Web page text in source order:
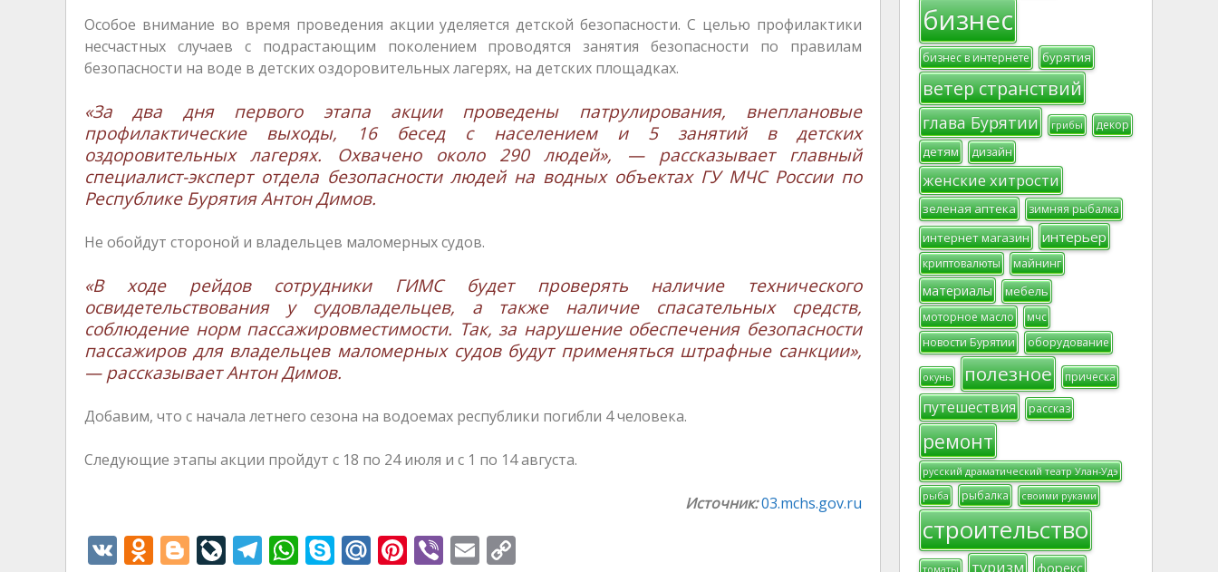
Особое внимание во время проведения акции уделяется детской безопасности. С целью профилактики
несчастных случаев с подрастающим поколением проводятся занятия безопасности по правилам
безопасности на воде в детских оздоровительных лагерях, на детских площадках.
«За два дня первого этапа акции проведены патрулирования, внеплановые
профилактические выходы, 16 бесед с населением и 5 занятий в детских
оздоровительных лагерях. Охвачено около 290 людей», — рассказывает главный
специалист-эксперт отдела безопасности людей на водных объектах ГУ МЧС России по
Республике Бурятия Антон Димов.
Не обойдут стороной и владельцев маломерных судов.
«В ходе рейдов сотрудники ГИМС будет проверять наличие технического
освидетельствования у судовладельцев, а также наличие спасательных средств,
соблюдение норм пассажировместимости. Так, за нарушение обеспечения безопасности
пассажиров для владельцев маломерных судов будут применяться штрафные санкции»,
— рассказывает Антон Димов.
Добавим, что с начала летнего сезона на водоемах республики погибли 4 человека.
Следующие этапы акции пройдут с 18 по 24 июля и с 1 по 14 августа.
Источник:03.mchs.gov.ru
V O Bl Li T W S M Pi Vi E
бизнес
бизнес в интернете бурятия
ветер странствий
глава Бурятии грибы декор
детям дизайн
женские хитрости
зеленая аптека зимняя рыбалка
интернет магазин интерьер
криптовалюты майнинг
материалы мебель
моторное масло
мчс
новости Бурятии
оборудование
окунь полезное прическа
путешествия рассказ
ремонт
русский драматический театр Улан-Удэ
рыба
рыбалка своими руками
строительство
томаты туризм форекс